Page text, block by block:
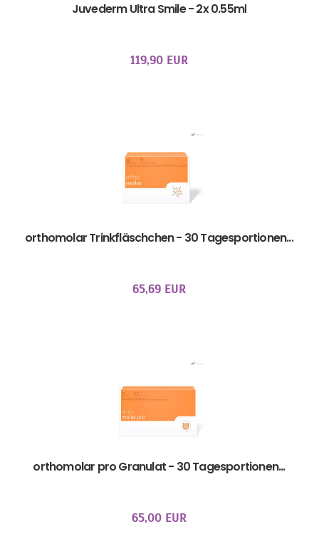
Juvederm Ultra Smile - 2x 0.55ml
119,90 EUR
orthomolar Trinkfläschchen - 30 Tagesportionen...
65,69 EUR
orthomolar pro Granulat - 30 Tagesportionen...
65,00 EUR